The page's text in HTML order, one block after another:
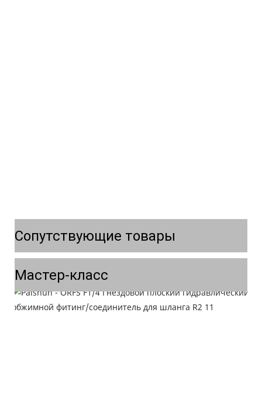
Сопутствующие товары
Мастер-класс